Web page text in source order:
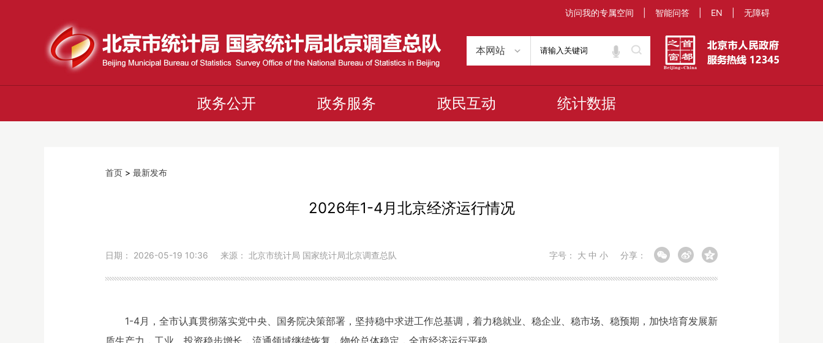
访问我的专属空间 智能问答 EN 无障碍
政务公开 政务服务 政民互动 统计数据
首页 > 最新发布
2026年1-4月北京经济运行情况
字号： 大 中 小 分享：
日期： 2026-05-19 10:36 来源： 北京市统计局 国家统计局北京调查总队
1-4月，全市认真贯彻落实党中央、国务院决策部署，坚持稳中求进工作总基调，着力稳就业、稳企业、稳市场、稳预期，加快培育发展新
质生产力，工业、投资稳步增长，流通领域继续恢复，物价总体稳定，全市经济运行平稳。